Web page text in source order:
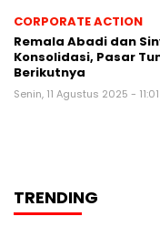
CORPORATE ACTION
Remala Abadi dan
Konsolidasi, Pasar
Berikutnya
Senin, 11 Agustus 2025 -
TRENDING